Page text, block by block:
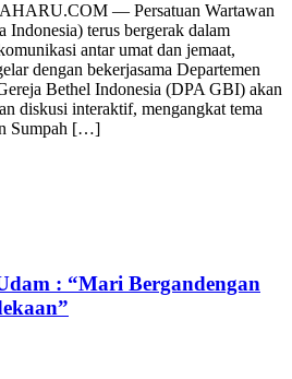
— Persatuan Wartawan
Indonesia) terus bergerak dalam
antar umat dan jemaat,
dengan bekerjasama Departemen
Bethel Indonesia (DPA GBI) akan
diskusi interaktif, mengangkat tema
Sumpah […]
: “Mari Bergandengan